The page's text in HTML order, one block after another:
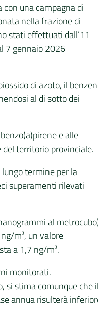
con una campagna di
nella frazione di
stati effettuati dall’11
7 gennaio 2026
di azoto, il
al di sotto dei
e alle
territorio provinciale.
termine per la
superamenti rilevati
al
m³, un valore
a 1,7 ng/m³.
monitorati.
si stima comunque che il
annua risulterà